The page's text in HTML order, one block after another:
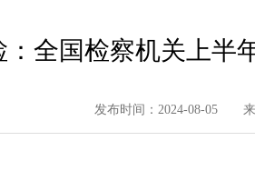
全国检察机关上半
发布时间：2024-08-05